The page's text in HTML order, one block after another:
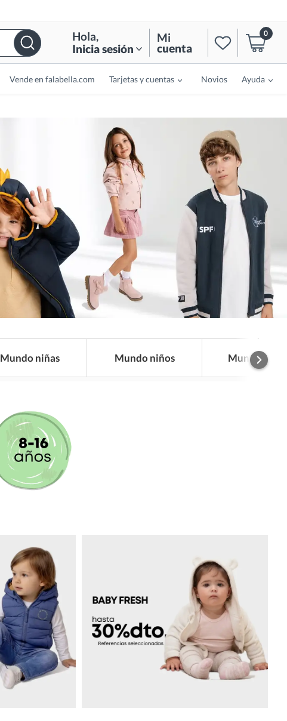
Hola,
Inicia sesión
Mi
cuenta
0
Vende en falabella.com Tarjetas y cuentas Novios Ayuda
Mundo niñas Mundo niños Mundo